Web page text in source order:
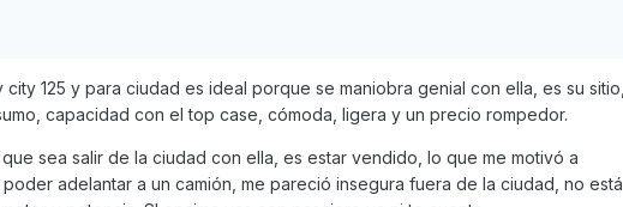
125 y para ciudad es ideal porque se maniobra genial con ella, es su sitio,
capacidad con el top case, cómoda, ligera y un precio rompedor.
sea salir de la ciudad con ella, es estar vendido, lo que me motivó a
adelantar a un camión, me pareció insegura fuera de la ciudad, no está